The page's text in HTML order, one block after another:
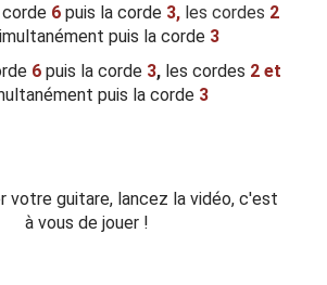
corde 6 puis la corde 3,les cordes 2
puis la corde 3
6 puis la corde 3,les cordes 2 et
puis la corde 3
votre guitare, lancez la vidéo, c'est
à vous de jouer !